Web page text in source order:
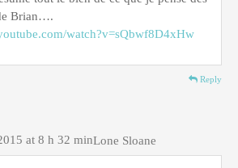
Brian….
watch?v=sQbwf8D4xHw
Reply
Lone Sloane
at 8 h 32 min